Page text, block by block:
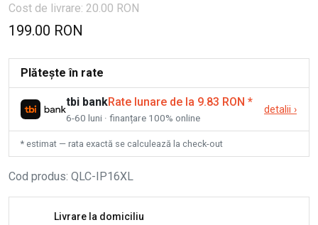
Cost de livrare: 20.00 RON
199.00 RON
Plătește în rate
tbi bankRate lunare de la 9.83 RON *
6-60 luni · finanțare 100% online
detalii ›
* estimat — rata exactă se calculează la check-out
Cod produs: QLC-IP16XL
Livrare la domiciliu